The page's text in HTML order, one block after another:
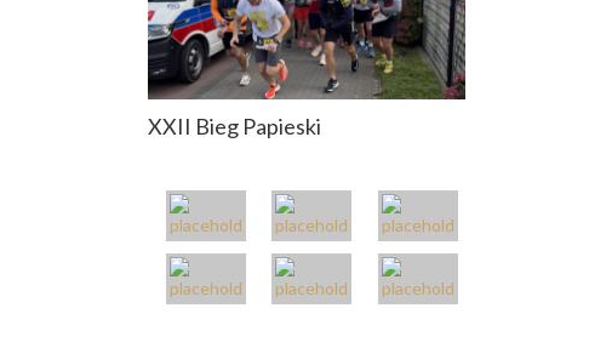
XXII Bieg Papieski